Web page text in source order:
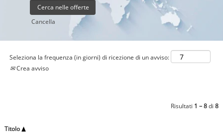
Cancella
Seleziona la frequenza (in giorni) di ricezione di un avviso:
Crea avviso
Risultati 1 – 8di 8
Titolo